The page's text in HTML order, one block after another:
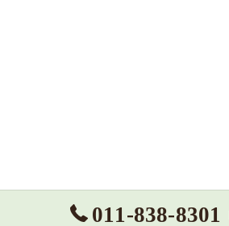
011-838-8301